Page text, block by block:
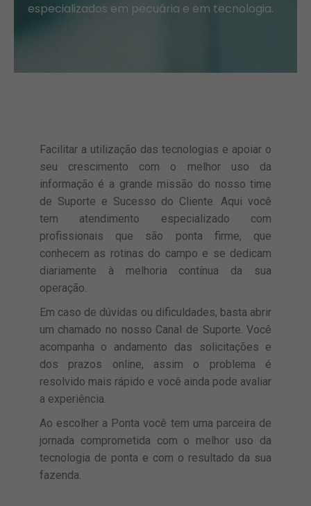
especializados em pecuária e em tecnologia.
Facilitar a utilização das tecnologias e apoiar o
seu crescimento com o melhor uso da
informação é a grande missão do nosso time
de Suporte e Sucesso do Cliente. Aqui você
tem atendimento especializado com
profissionais que são ponta firme, que
conhecem as rotinas do campo e se dedicam
diariamente à melhoria contínua da sua
operação.
Em caso de dúvidas ou dificuldades, basta abrir
um chamado no nosso Canal de Suporte. Você
acompanha o andamento das solicitações e
dos prazos online, assim o problema é
resolvido mais rápido e você ainda pode avaliar
a experiência.
Ao escolher a Ponta você tem uma parceira de
jornada comprometida com o melhor uso da
tecnologia de ponta e com o resultado da sua
fazenda.